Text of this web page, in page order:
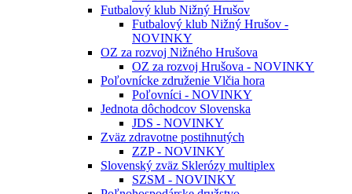
Futbalový klub Nižný Hrušov
Futbalový klub Nižný Hrušov -
NOVINKY
OZ za rozvoj Nižného Hrušova
OZ za rozvoj Hrušova - NOVINKY
Poľovnícke združenie Vlčia hora
Poľovníci - NOVINKY
Jednota dôchodcov Slovenska
JDS - NOVINKY
Zväz zdravotne postihnutých
ZZP - NOVINKY
Slovenský zväz Sklerózy multiplex
SZSM - NOVINKY